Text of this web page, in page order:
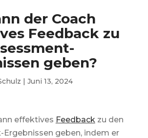
der Coach
Feedback zu
geben?
| Juni 13, 2024
effektives Feedbackzu den
Ergebnissen geben, indem er